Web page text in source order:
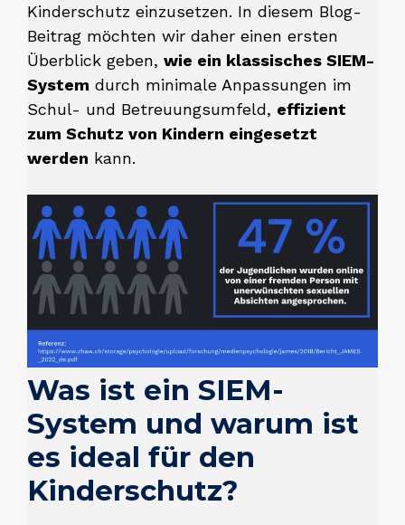
Kinderschutz einzusetzen. In diesem Blog-
Beitrag möchten wir daher einen ersten
Überblick geben, wie ein klassisches SIEM-
System durch minimale Anpassungen im
Schul- und Betreuungsumfeld, effizient
zum Schutz von Kindern eingesetzt
werden kann.
Was ist ein SIEM-
System und warum ist
es ideal für den
Kinderschutz?